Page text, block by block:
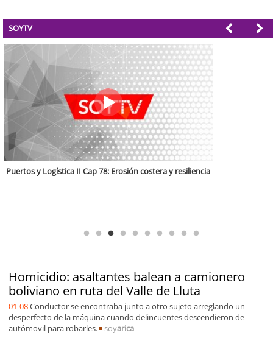
SOYTV
Homicidio: asaltantes balean a camionero
boliviano en ruta del Valle de Lluta
01-08Conductor se encontraba junto a otro sujeto arreglando un
desperfecto de la máquina cuando delincuentes descendieron de
autómovil para robarles.
soyarica